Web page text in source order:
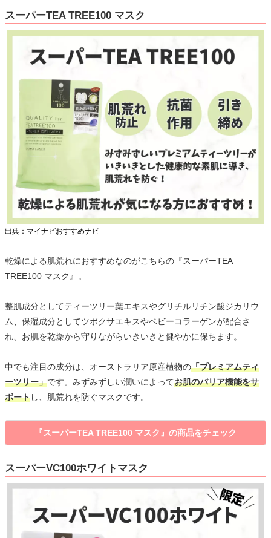
スーパーTEA TREE100 マスク
出典：マイナビおすすめナビ
乾燥による肌荒れにおすすめなのがこちらの『スーパーTEA
TREE100 マスク』。
整肌成分としてティーツリー葉エキスやグリチルリチン酸ジカリウ
ム、保湿成分としてツボクサエキスやベビーコラーゲンが配合さ
れ、お肌を乾燥から守りながらいきいきと健やかに保ちます。
中でも注目の成分は、オーストラリア原産植物の「プレミアムティ
ーツリー」です。みずみずしい潤いによってお肌のバリア機能をサ
ポートし、肌荒れを防ぐマスクです。
『スーパーTEA TREE100 マスク』の商品をチェック
スーパーVC100ホワイトマスク